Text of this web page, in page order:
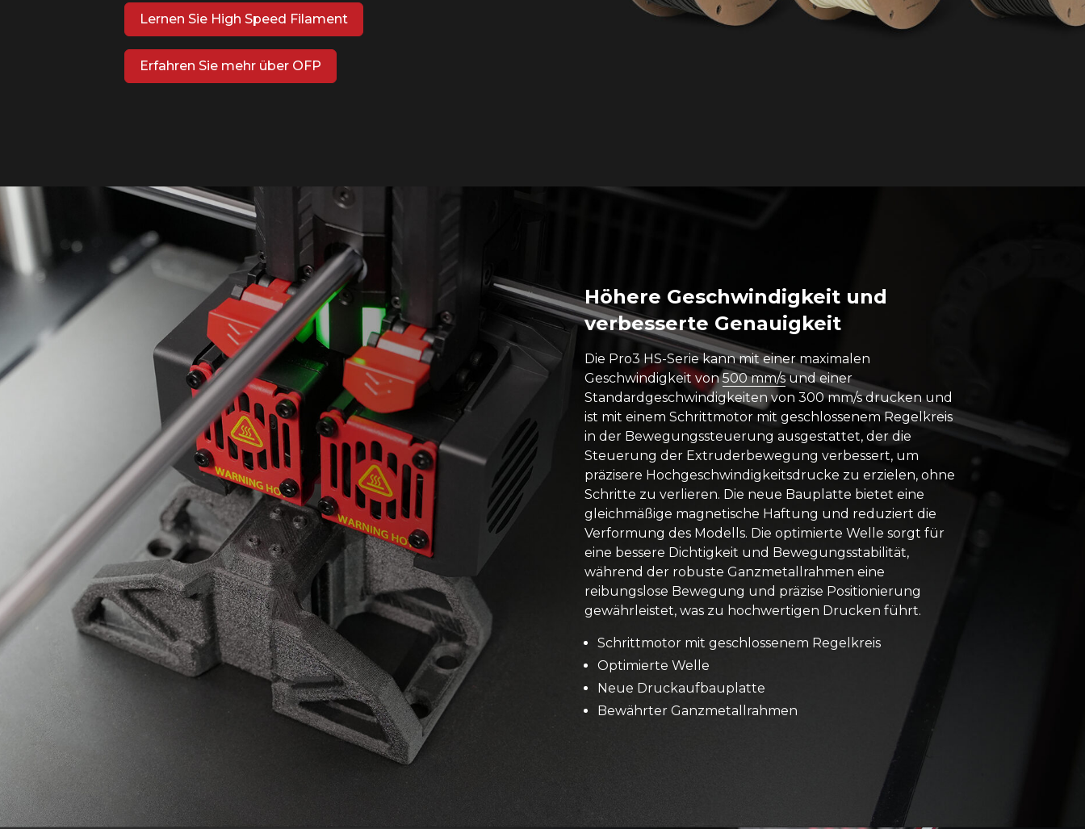
Lernen Sie High Speed Filament
Erfahren Sie mehr über OFP
Höhere Geschwindigkeit und
verbesserte Genauigkeit
Die Pro3 HS-Serie kann mit einer maximalen
Geschwindigkeit von500 mm/sund einer
Standardgeschwindigkeiten von 300 mm/s drucken und
ist mit einem Schrittmotor mit geschlossenem Regelkreis
in der Bewegungssteuerung ausgestattet, der die
Steuerung der Extruderbewegung verbessert, um
präzisere Hochgeschwindigkeitsdrucke zu erzielen, ohne
Schritte zu verlieren. Die neue Bauplatte bietet eine
gleichmäßige magnetische Haftung und reduziert die
Verformung des Modells. Die optimierte Welle sorgt für
eine bessere Dichtigkeit und Bewegungsstabilität,
während der robuste Ganzmetallrahmen eine
reibungslose Bewegung und präzise Positionierung
gewährleistet, was zu hochwertigen Drucken führt.
Schrittmotor mit geschlossenem Regelkreis
Optimierte Welle
Neue Druckaufbauplatte
Bewährter Ganzmetallrahmen